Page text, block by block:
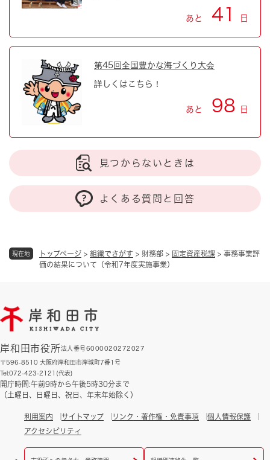
現在地 トップページ > 組織でさがす > 財務部 > 固定資産税課 > 事務事業評
価の結果について（令和7年度実施事業）
あと 41 日
第45回全国豊かな海づくり大会
詳しくはこちら！
あと 98 日
見つからないときは
よくある質問と回答
岸和田市役所法人番号6000020272027
〒596-8510 大阪府岸和田市岸城町7番1号
Tel:072-423-2121(代表)
開庁時間:午前9時から午後5時30分まで
（土曜日、日曜日、祝日、年末年始除く）
利用案内 サイトマップ リンク・著作権・免責事項
個人情報保護
アクセシビリティ